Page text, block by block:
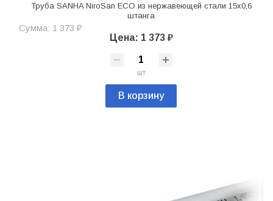
Труба SANHA NiroSan ECO из нержавеющей стали 15х0,6
штанга
Сумма: 1 373 ₽
Цена: 1 373 ₽
шт
В корзину